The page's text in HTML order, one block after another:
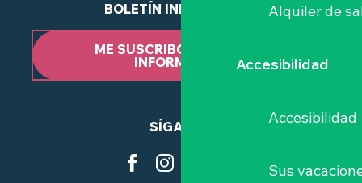
Alquiler de
Accesibilidad
Accesibilidad
Sus
BOLETÍN INFORMATIVO
ME SUSCRIBO AL BOLETÍN
INFORMATIVO
SÍGANOS